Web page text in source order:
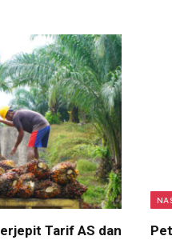
Tarif AS dan